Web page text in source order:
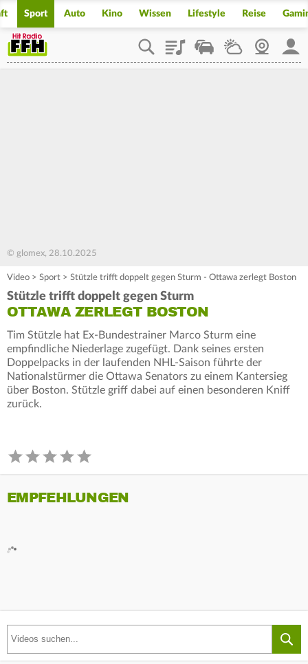
Sport Auto Kino Wissen Lifestyle Reise
PlaylistStaupilotWetterWebcam
© glomex, 28.10.2025
Video > Sport > Stützle trifft doppelt gegen Sturm - Ottawa zerlegt Boston
Stützle trifft doppelt gegen Sturm
OTTAWA ZERLEGT BOSTON
Tim Stützle hat Ex-Bundestrainer Marco Sturm eine
empfindliche Niederlage zugefügt. Dank seines ersten
Doppelpacks in der laufenden NHL-Saison führte der
Nationalstürmer die Ottawa Senators zu einem Kantersieg
über Boston. Stützle griff dabei auf einen besonderen Kniff
zurück.
EMPFEHLUNGEN